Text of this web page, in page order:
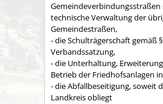
Gemeindeverbindungsstraßen
technische Verwaltung der
Gemeindestraßen,
- die Schulträgerschaft gemäß
Verbandssatzung,
- die Unterhaltung,
Betrieb der Friedhofsanlagen
- die Abfallbeseitigung, soweit
Land­kreis obliegt